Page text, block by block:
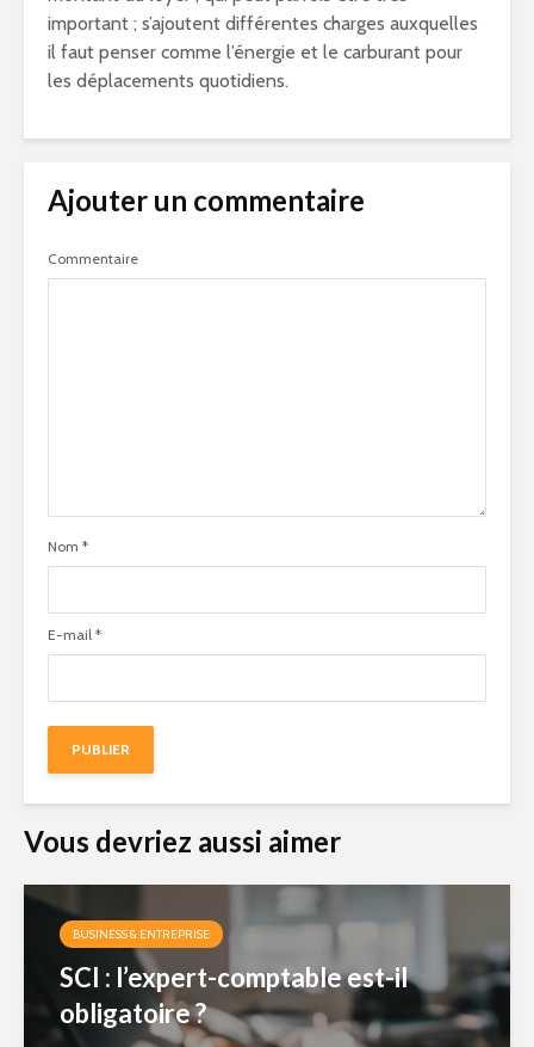
important ; s’ajoutent différentes charges auxquelles
il faut penser comme l’énergie et le carburant pour
les déplacements quotidiens.
Ajouter un commentaire
Commentaire
Nom *
E-mail *
Vous devriez aussi aimer
BUSINESS & ENTREPRISE
SCI : l’expert-comptable est-il
obligatoire ?